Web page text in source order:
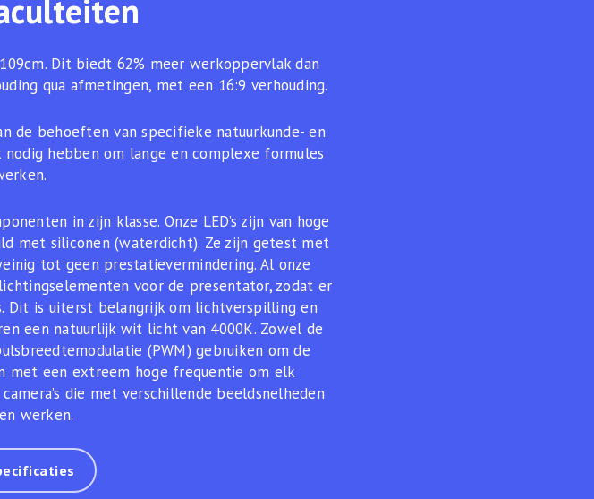
Dit biedt 62% meer werkoppervlak dan
qua afmetingen, met een 16:9 verhouding.
de behoeften van specifieke natuurkunde- en
hebben om lange en complexe formules
in zijn klasse. Onze LED’s zijn van hoge
met siliconen (waterdicht). Ze zijn getest met
tot geen prestatievermindering. Al onze
voor de presentator, zodat er
is uiterst belangrijk om lichtverspilling en
een natuurlijk wit licht van 4000K. Zowel de
(PWM) gebruiken om de
met een extreem hoge frequentie om elk
die met verschillende beeldsnelheden
werken.